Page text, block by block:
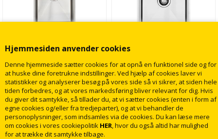
Hjemmesiden anvender cookies
Denne hjemmeside sætter cookies for at opnå en funktionel side og for
at huske dine foretrukne indstillinger. Ved hjælp af cookies laver vi
statistikker og analyserer besøg på vores side så vi sikrer, at siden hele
tiden forbedres, og at vores markedsføring bliver relevant for dig. Hvis
du giver dit samtykke, så tillader du, at vi sætter cookies (enten i form af
egne cookies og/eller fra tredjeparter), og at vi behandler de
personoplysninger, som indsamles via de cookies. Du kan læse mere
om cookies i vores cookiepolitik HER, hvor du også altid har mulighed
for at trække dit samtykke tilbage.
Lavabo Kubus 400 Soft Stålvask 44
2.615,00DKK
LÆG I KURV
Levering2dage
Lavabo Kubus 440 Soft Stålvask 50
2.875,00DKK
LÆG I KURV
Levering2dage